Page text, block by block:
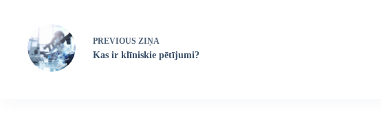
PREVIOUS ZIŅA
Kas ir klīniskie pētījumi?